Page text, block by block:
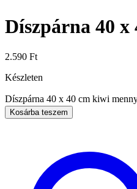
Díszpárna 40
2.590 Ft
Készleten
Díszpárna 40 x 40 cm kiwi
Kosárba teszem